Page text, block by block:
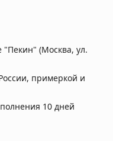
"Пекин" (Москва, ул.
примеркой и
10 дней